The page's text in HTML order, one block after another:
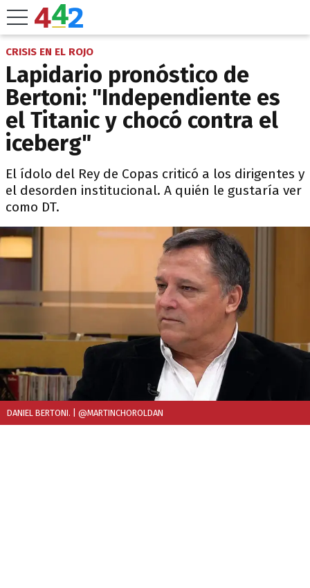
CRISIS EN EL ROJO
Lapidario pronóstico de
Bertoni: "Independiente es
el Titanic y chocó contra el
iceberg"
El ídolo del Rey de Copas criticó a los dirigentes y
el desorden institucional. A quién le gustaría ver
como DT.
DANIEL BERTONI. | @MARTINCHOROLDAN